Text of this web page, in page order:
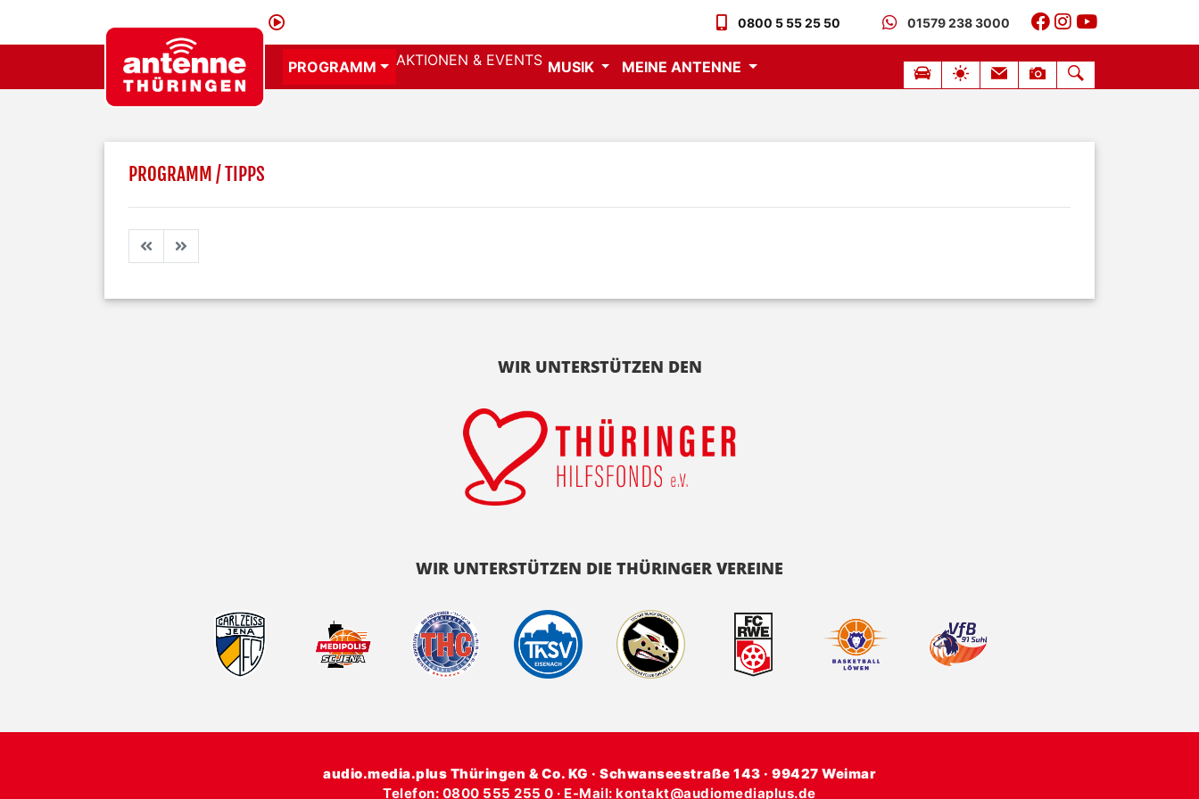
0800 5 55 25 50 01579 238 3000
PROGRAMM AKTIONEN & EVENTS MUSIK MEINE ANTENNE
PROGRAMM/ TIPPS
WIR UNTERSTÜTZEN DEN
WIR UNTERSTÜTZEN DIE THÜRINGER VEREINE
audio.media.plus Thüringen & Co. KG · Schwanseestraße 143 · 99427 Weimar
Telefon: 0800 555 255 0 · E-Mail:kontakt@audiomediaplus.de